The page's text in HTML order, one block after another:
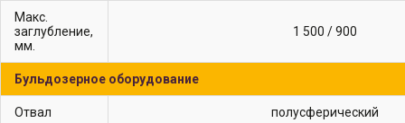
Макс.
заглубление,
мм.
1 500 / 900
Бульдозерное оборудование
Отвал полусферический